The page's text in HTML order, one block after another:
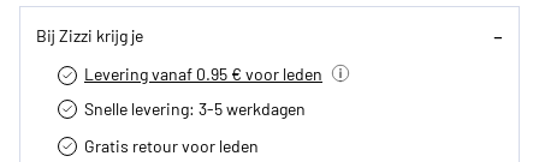
Bij Zizzi krijg je
Levering vanaf 0.95 € voor leden
Snelle levering: 3-5 werkdagen
Gratis retour voor leden